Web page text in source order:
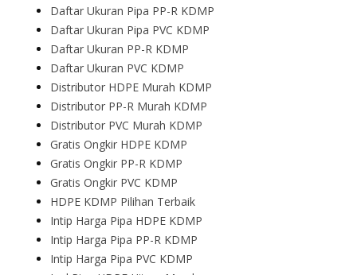
Daftar Ukuran Pipa PP-R KDMP
Daftar Ukuran Pipa PVC KDMP
Daftar Ukuran PP-R KDMP
Daftar Ukuran PVC KDMP
Distributor HDPE Murah KDMP
Distributor PP-R Murah KDMP
Distributor PVC Murah KDMP
Gratis Ongkir HDPE KDMP
Gratis Ongkir PP-R KDMP
Gratis Ongkir PVC KDMP
HDPE KDMP Pilihan Terbaik
Intip Harga Pipa HDPE KDMP
Intip Harga Pipa PP-R KDMP
Intip Harga Pipa PVC KDMP